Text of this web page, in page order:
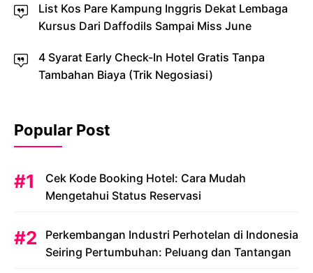
List Kos Pare Kampung Inggris Dekat Lembaga
Kursus Dari Daffodils Sampai Miss June
4 Syarat Early Check-In Hotel Gratis Tanpa
Tambahan Biaya (Trik Negosiasi)
Popular Post
Cek Kode Booking Hotel: Cara Mudah
Mengetahui Status Reservasi
Perkembangan Industri Perhotelan di Indonesia
Seiring Pertumbuhan: Peluang dan Tantangan